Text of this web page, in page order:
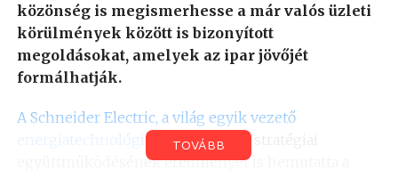
közönség is megismerhesse a már valós üzleti
körülmények között is bizonyított
megoldásokat, amelyek az ipar jövőjét
formálhatják.
A Schneider Electric, a világ egyik vezető
energiatechnológiai vállalatatöbb stratégiai
együttműködésének eredményét is bemutatta a
TOVÁBB